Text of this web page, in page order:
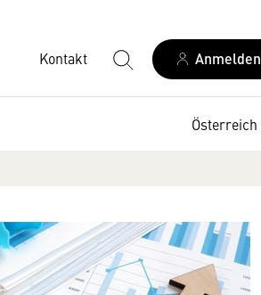
Kontakt Anmelden
Österreich